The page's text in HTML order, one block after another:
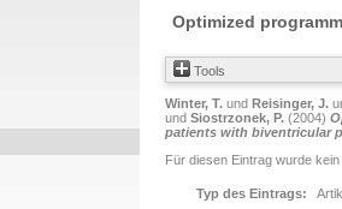
Optimized
Tools
Winter, T. und Reisinger, J.
und Siostrzonek, P. (2004)
patients with biventricular
Für diesen Eintrag wurde
Typ des Eintrags: